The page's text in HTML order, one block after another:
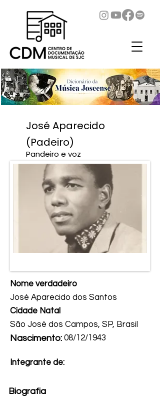
Pandeiro e voz
José Aparecido
(Padeiro)
Nome verdadeiro
José Aparecido dos Santos
Cidade Natal
São José dos Campos, SP, Brasil
Nascimento: 08/12/1943
Integrante de:
Biografia